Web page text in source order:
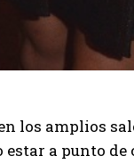
los amplios
a punto